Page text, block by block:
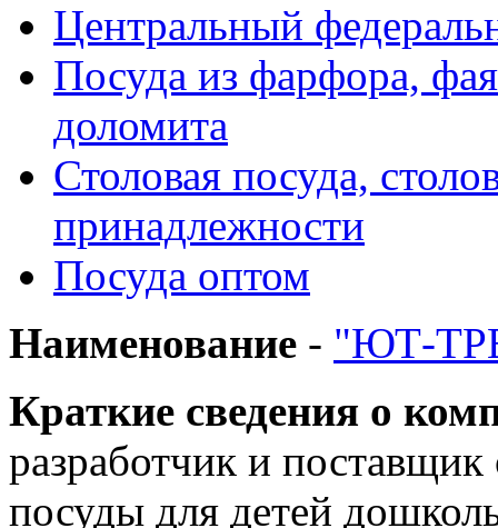
Центральный
Посуда из фарфора,
доломита
Столовая посуда,
принадлежности
Посуда оптом
Наименование - "ЮТ-
Краткие сведения о
разработчик и
посуды для детей